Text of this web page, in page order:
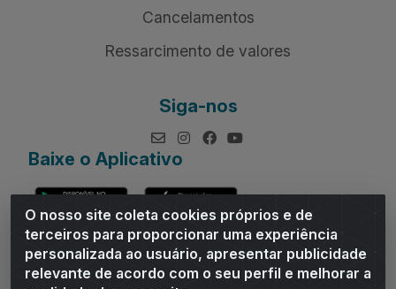
O nosso site coleta cookies próprios e de
terceiros para proporcionar uma experiência
personalizada ao usuário, apresentar publicidade
relevante de acordo com o seu perfil e melhorar a
Cancelamentos
Ressarcimento de valores
Siga-nos
Baixe o Aplicativo